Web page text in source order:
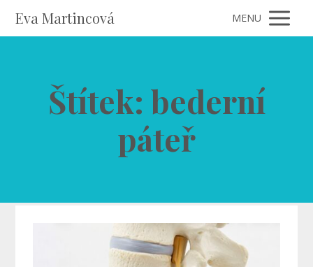
Eva Martincová MENU
Štítek: bederní
páteř